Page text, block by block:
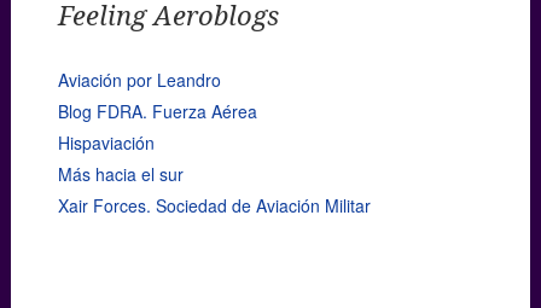
Feeling Aeroblogs
Aviación por Leandro
Blog FDRA. Fuerza Aérea
Hispaviación
Más hacia el sur
Xair Forces. Sociedad de Aviación Militar